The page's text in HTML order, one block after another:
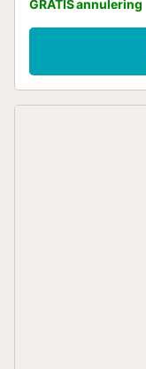
zich in het hart van
en het
10 minuten lopen
ideaal als
omgeving of voor
GRATIS annulering